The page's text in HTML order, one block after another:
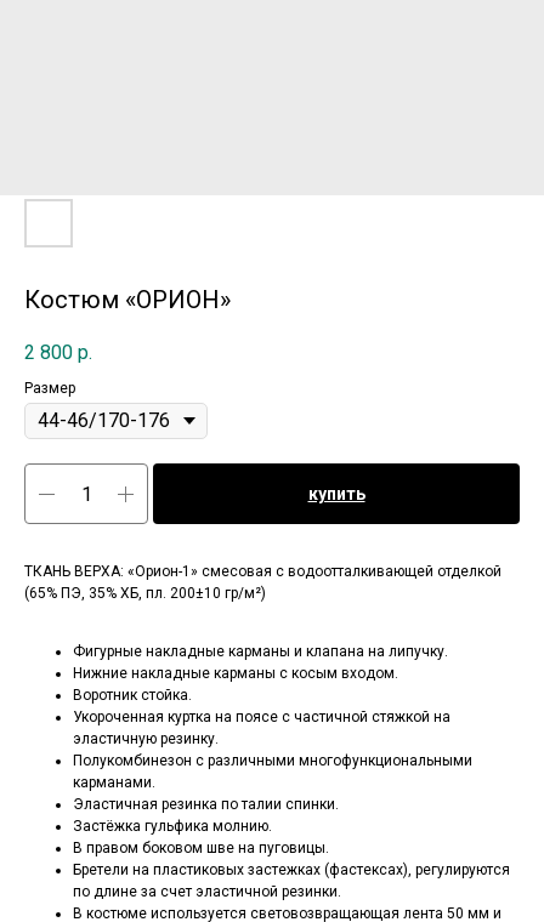
Костюм «ОРИОН»
2 800 р.
Размер
купить
ТКАНЬ ВЕРХА: «Орион-1» смесовая с водоотталкивающей отделкой
(65% ПЭ, 35% ХБ, пл. 200±10 гр/м²)
Фигурные накладные карманы и клапана на липучку.
Нижние накладные карманы с косым входом.
Воротник стойка.
Укороченная куртка на поясе с частичной стяжкой на
эластичную резинку.
Полукомбинезон с различными многофункциональными
карманами.
Эластичная резинка по талии спинки.
Застёжка гульфика молнию.
В правом боковом шве на пуговицы.
Бретели на пластиковых застежках (фастексах), регулируются
по длине за счет эластичной резинки.
В костюме используется световозвращающая лента 50 мм и